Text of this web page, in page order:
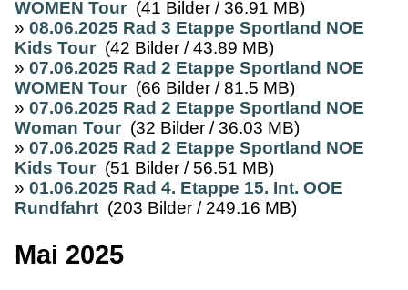
WOMEN Tour (41 Bilder / 36.91 MB)
» 08.06.2025 Rad 3 Etappe Sportland NOE
Kids Tour (42 Bilder / 43.89 MB)
» 07.06.2025 Rad 2 Etappe Sportland NOE
WOMEN Tour (66 Bilder / 81.5 MB)
» 07.06.2025 Rad 2 Etappe Sportland NOE
Woman Tour (32 Bilder / 36.03 MB)
» 07.06.2025 Rad 2 Etappe Sportland NOE
Kids Tour (51 Bilder / 56.51 MB)
» 01.06.2025 Rad 4. Etappe 15. Int. OOE
Rundfahrt (203 Bilder / 249.16 MB)
Mai 2025